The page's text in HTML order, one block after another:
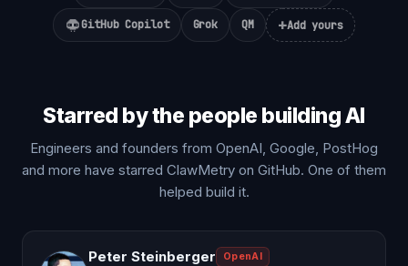
GitHub Copilot Grok QM +Add yours
Starred by the people building AI
Engineers and founders from OpenAI, Google, PostHog
and more have starred ClawMetry on GitHub. One of them
helped build it.
Peter Steinberger OpenAI